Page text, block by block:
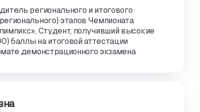
регионального и итогового
этапов Чемпионата
Студент, получивший высокие
баллы на итоговой аттестации
демонстрационного экзамена